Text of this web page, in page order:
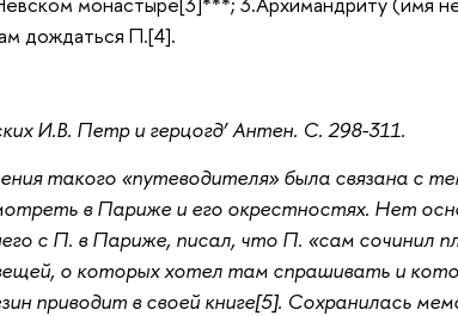
дождаться П.[4].
И.В. Петр и герцогд’ Антен. С. 298-311.
такого «путеводителя» была связана с
в Париже и его окрестностях. Нет
с П. в Париже, писал, что П. «сам сочинил
о которых хотел там спрашивать и
приводит в своей книге[5]. Сохранилась